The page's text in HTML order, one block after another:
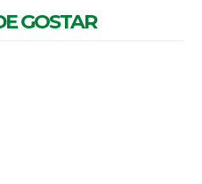
GOSTAR